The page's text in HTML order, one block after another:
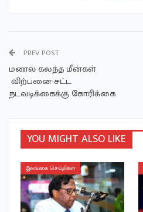
PREV POST
மணல் கலந்த மீன்கள்
விற்பனை-சட்ட
நடவடிக்கைக்கு கோரிக்கை
YOU MIGHT ALSO LIKE
இலங்கை செய்திகள்